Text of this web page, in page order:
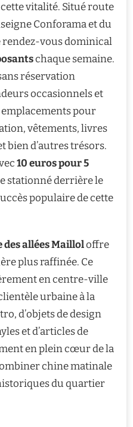
vitalité. Situé route
Conforama et du
rendez-vous dominical
chaque semaine.
réservation
occasionnels et
pour
vêtements, livres
bien d’autres trésors.
10 euros pour 5
stationné derrière le
populaire de cette
allées Mailloloffre
plus raffinée. Ce
en centre-ville
urbaine à la
d’objets de design
et d’articles de
en plein cœur de la
chine matinale
du quartier